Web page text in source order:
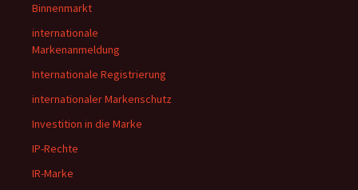
Binnenmarkt
internationale
Markenanmeldung
Internationale Registrierung
internationaler Markenschutz
Investition in die Marke
IP-Rechte
IR-Marke